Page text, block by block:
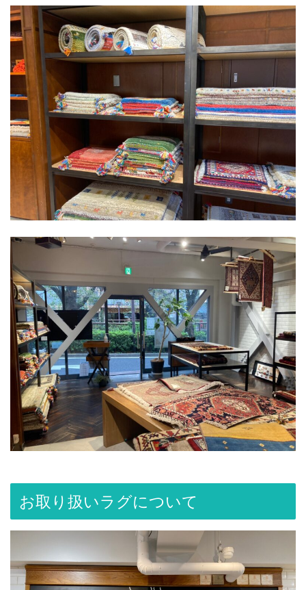
お取り扱いラグについて